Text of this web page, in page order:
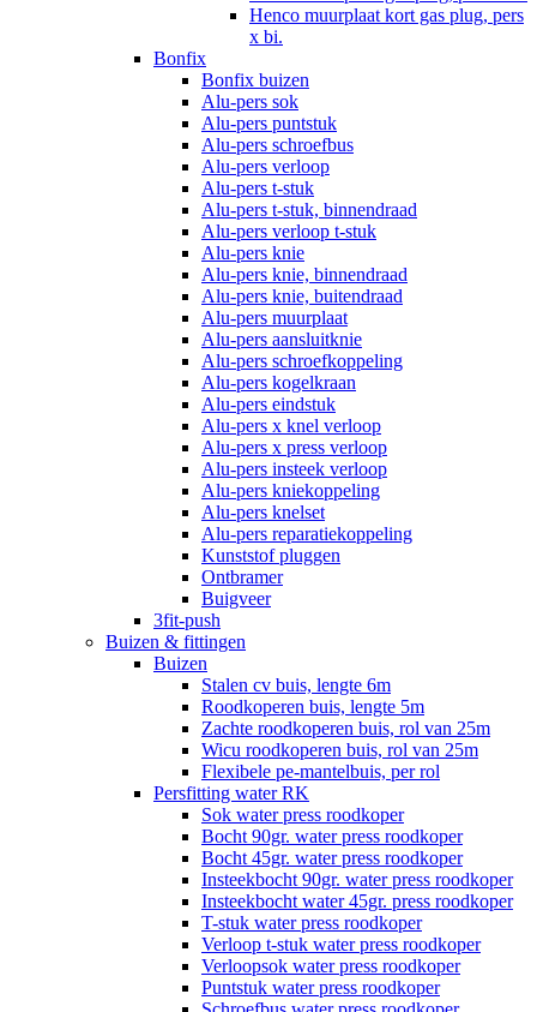
Henco muurplaat kort gas plug, pers
x bi.
Bonfix
Bonfix buizen
Alu-pers sok
Alu-pers puntstuk
Alu-pers schroefbus
Alu-pers verloop
Alu-pers t-stuk
Alu-pers t-stuk, binnendraad
Alu-pers verloop t-stuk
Alu-pers knie
Alu-pers knie, binnendraad
Alu-pers knie, buitendraad
Alu-pers muurplaat
Alu-pers aansluitknie
Alu-pers schroefkoppeling
Alu-pers kogelkraan
Alu-pers eindstuk
Alu-pers x knel verloop
Alu-pers x press verloop
Alu-pers insteek verloop
Alu-pers kniekoppeling
Alu-pers knelset
Alu-pers reparatiekoppeling
Kunststof pluggen
Ontbramer
Buigveer
3fit-push
Buizen & fittingen
Buizen
Stalen cv buis, lengte 6m
Roodkoperen buis, lengte 5m
Zachte roodkoperen buis, rol van 25m
Wicu roodkoperen buis, rol van 25m
Flexibele pe-mantelbuis, per rol
Persfitting water RK
Sok water press roodkoper
Bocht 90gr. water press roodkoper
Bocht 45gr. water press roodkoper
Insteekbocht 90gr. water press roodkoper
Insteekbocht water 45gr. press roodkoper
T-stuk water press roodkoper
Verloop t-stuk water press roodkoper
Verloopsok water press roodkoper
Puntstuk water press roodkoper